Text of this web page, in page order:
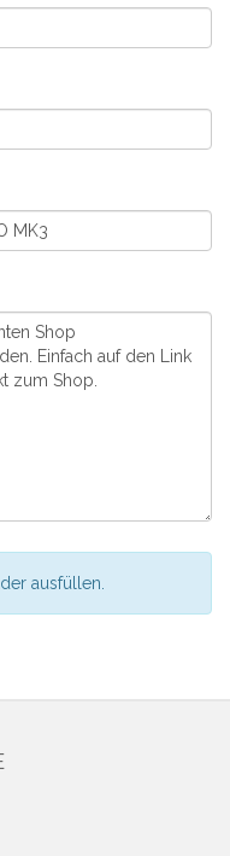
ausfüllen.